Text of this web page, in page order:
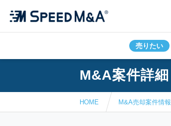
売りたい
M&A案件詳細
HOME M&A売却案件情報